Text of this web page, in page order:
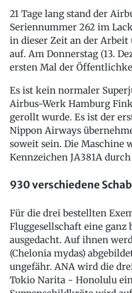
21 Tage lang stand der
Seriennummer 262 im
in dieser Zeit an der
auf. Am Donnerstag (13.
ersten Mal der
Es ist kein normaler
Airbus-Werk Hamburg
gerollt wurde. Es ist der
Nippon Airways
soweit sein. Die Maschine
Kennzeichen JA381A
930 verschiedene
Für die drei bestellten
Fluggesellschaft eine ganz
ausgedacht. Auf ihnen
(Chelonia mydas)
ungefähr. ANA wird die
Tokio Narita - Honolulu